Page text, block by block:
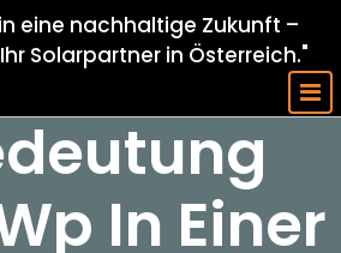
eine nachhaltige Zukunft –
Solarpartner in Österreich."
In Einer